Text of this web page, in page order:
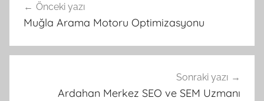
gezinmesi
Önceki yazı
Muğla Arama Motoru Optimizasyonu
Sonraki yazı
Ardahan Merkez SEO ve SEM Uzmanı